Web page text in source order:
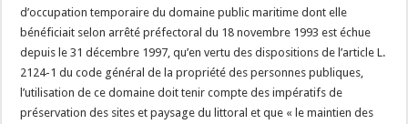
d’occupation temporaire du domaine public maritime dont elle
bénéficiait selon arrêté préfectoral du 18 novembre 1993 est échue
depuis le 31 décembre 1997, qu’en vertu des dispositions de l’article L.
2124-1 du code général de la propriété des personnes publiques,
l’utilisation de ce domaine doit tenir compte des impératifs de
préservation des sites et paysage du littoral et que « le maintien des